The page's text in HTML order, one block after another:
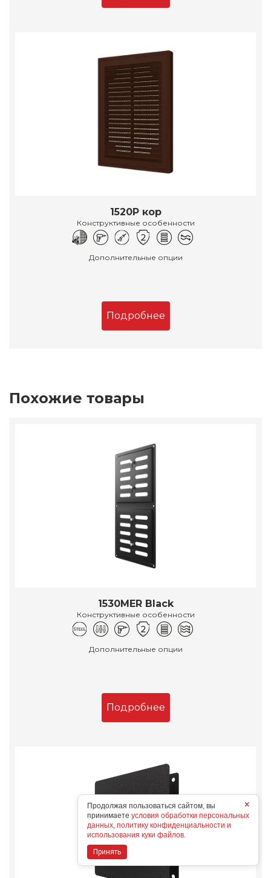
1520Р кор
Конструктивные особенности
Дополнительные опции
Подробнее
Похожие товары
1530MER Black
Конструктивные особенности
Дополнительные опции
Подробнее
×
Продолжая пользоваться сайтом, вы
принимаете условия обработки персональных
данных, политику конфиденциальности и
использования куки файлов.
Принять